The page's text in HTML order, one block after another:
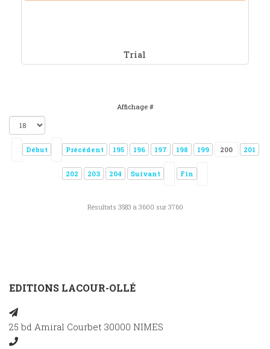
Trial
Affichage #
Début Précédent 195 196 197 198 199 200 201
202 203 204 Suivant Fin
Résultats 3583 à 3600 sur 3760
EDITIONS LACOUR-OLLÉ
25 bd Amiral Courbet 30000 NIMES